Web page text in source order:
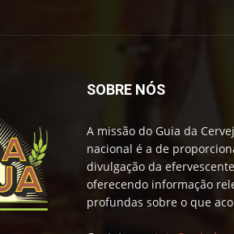
SOBRE NÓS
A missão do Guia da
nacional é a de
divulgação da
oferecendo informação
profundas sobre o que